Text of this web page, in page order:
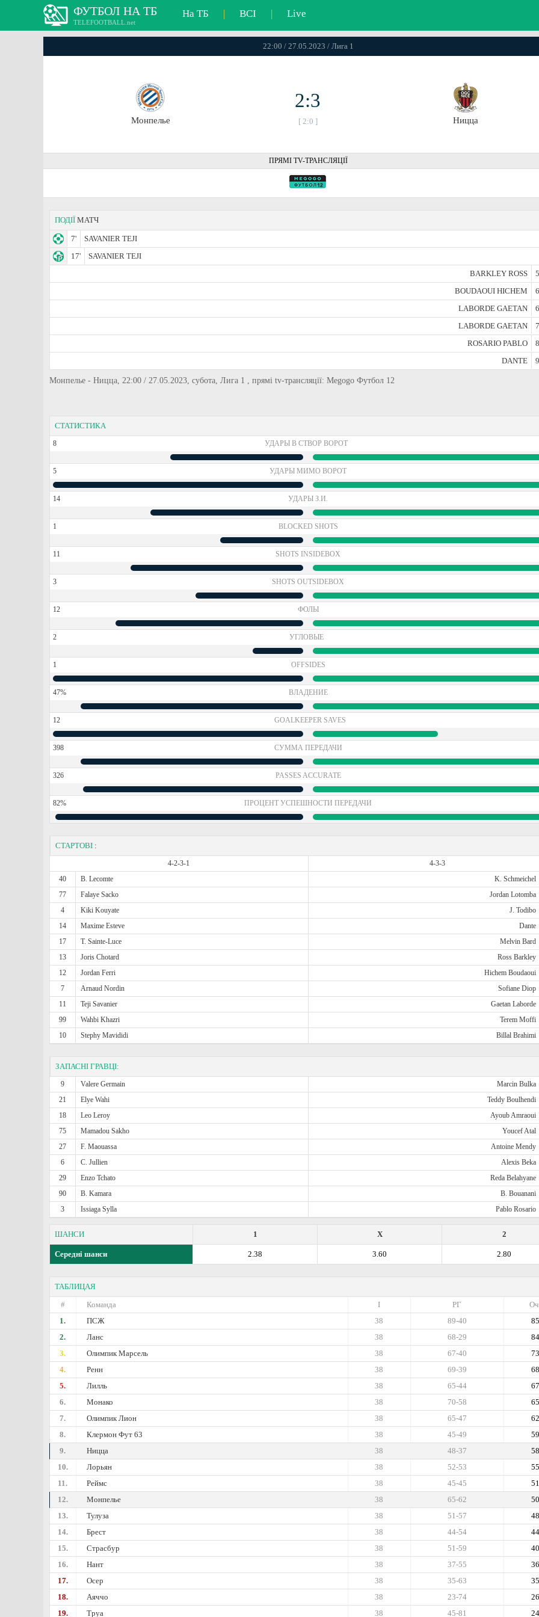
ФУТБОЛ НА ТБ
TELEFOOTBALL.net
На ТБ | ВСІ | Live
22:00 / 27.05.2023 / Лига 1
Монпелье
2:3
[ 2:0 ] Ницца
ПРЯМІ TV-ТРАНСЛЯЦІЇ
ПОДІЇ МАТЧ
7'
SAVANIER TEJI
17'
SAVANIER TEJI
BARKLEY ROSS
BOUDAOUI HICHEM
LABORDE GAETAN
LABORDE GAETAN
ROSARIO PABLO
DANTE
Монпелье - Ницца, 22:00 / 27.05.2023, субота, Лига 1 , прямі tv-трансляції: Megogo Футбол 12
СТАТИСТИКА
8 УДАРЫ В СТВОР ВОРОТ
5 УДАРЫ МИМО ВОРОТ
14 УДАРЫ З.И.
1 BLOCKED SHOTS
11 SHOTS INSIDEBOX
3 SHOTS OUTSIDEBOX
12 ФОЛЫ
2 УГЛОВЫЕ
1 OFFSIDES
47% ВЛАДЕНИЕ
12 GOALKEEPER SAVES
398 СУММА ПЕРЕДАЧИ
326 PASSES ACCURATE
82% ПРОЦЕНТ УСПЕШНОСТИ ПЕРЕДАЧИ
СТАРТОВІ :
4-2-3-1
4-3-3
40
B. Lecomte K. Schmeichel
77
Falaye Sacko Jordan Lotomba
4
Kiki Kouyate J. Todibo
14
Maxime Esteve Dante
17
T. Sainte-Luce Melvin Bard
13
Joris Chotard Ross Barkley
12
Jordan Ferri Hichem Boudaoui
7
Arnaud Nordin Sofiane Diop
11
Teji Savanier Gaetan Laborde
99
Wahbi Khazri Terem Moffi
10
Stephy Mavididi Billal Brahimi
ЗАПАСНІ ГРАВЦІ:
9 Valere Germain Marcin Bulka
21
Elye Wahi Teddy Boulhendi
18
Leo Leroy Ayoub Amraoui
75
Mamadou Sakho Youcef Atal
27
F. Maouassa Antoine Mendy
6
C. Jullien Alexis Beka
29
Enzo Tchato Reda Belahyane
90
B. Kamara B. Bouanani
3
Issiaga Sylla Pablo Rosario
ШАНСИ 2
X
1
Середні шанси 2.80
3.60
2.38
ТАБЛИЦАЯ
#
Команда РГ
I
1.
ПСЖ 85
89-40
38
2.
Ланс 84
68-29
38
3.
Олимпик Марсель 73
67-40
38
4.
Ренн 68
69-39
38
5.
Лилль 67
65-44
38
6.
Монако 65
70-58
38
7.
Олимпик Лион 62
65-47
38
8.
Клермон Фут 63 59
45-49
38
9.
Ницца 58
48-37
38
10.
Лорьян 55
52-53
38
11.
Реймс 51
45-45
38
12.
Монпелье 50
65-62
38
13.
Тулуза 48
51-57
38
14.
Брест 44
44-54
38
15.
Страсбур 40
51-59
38
16.
Нант 36
37-55
38
17.
Осер 35
35-63
38
18.
Аяччо 26
23-74
38
19.
Труа 24
45-81
38